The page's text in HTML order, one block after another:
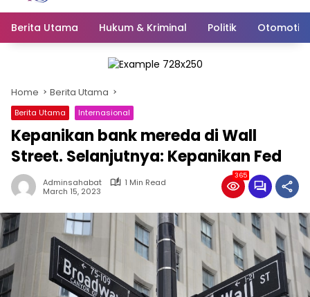
Berita Utama Hukum & Kriminal Politik Otomotif
Home Berita Utama
Berita Utama Internasional
Kepanikan bank mereda di Wall
Street. Selanjutnya: Kepanikan Fed
Adminsahabat
1 Min Read
March 15, 2023
365